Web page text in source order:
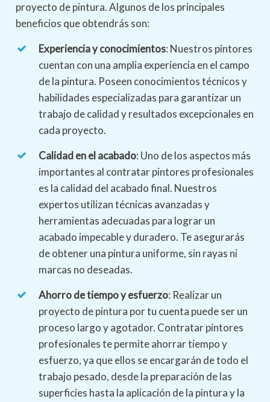
proyecto de pintura. Algunos de los principales
beneficios que obtendrás son:
Experiencia y conocimientos: Nuestros pintores
cuentan con una amplia experiencia en el campo
de la pintura. Poseen conocimientos técnicos y
habilidades especializadas para garantizar un
trabajo de calidad y resultados excepcionales en
cada proyecto.
Calidad en el acabado: Uno de los aspectos más
importantes al contratar pintores profesionales
es la calidad del acabado final. Nuestros
expertos utilizan técnicas avanzadas y
herramientas adecuadas para lograr un
acabado impecable y duradero. Te asegurarás
de obtener una pintura uniforme, sin rayas ni
marcas no deseadas.
Ahorro de tiempo y esfuerzo: Realizar un
proyecto de pintura por tu cuenta puede ser un
proceso largo y agotador. Contratar pintores
profesionales te permite ahorrar tiempo y
esfuerzo, ya que ellos se encargarán de todo el
trabajo pesado, desde la preparación de las
superficies hasta la aplicación de la pintura y la